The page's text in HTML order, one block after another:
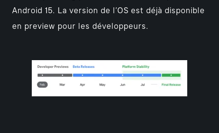
Android 15. La version de l’OS est déjà disponible
en preview pour les développeurs.